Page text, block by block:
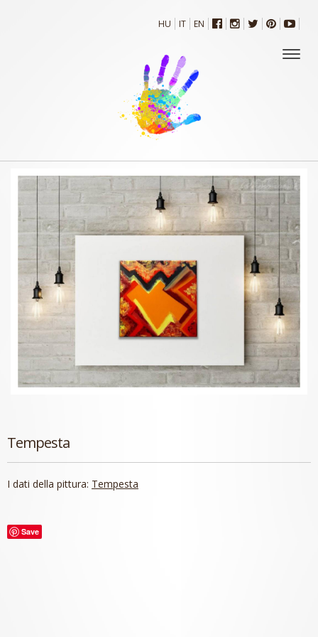
HU IT EN
Tempesta
I dati della pittura: Tempesta
Save